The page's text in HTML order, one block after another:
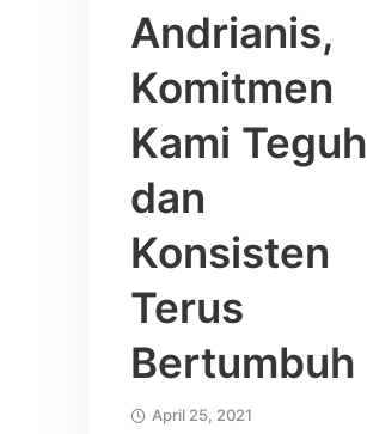
Andrianis,
Komitmen
Kami Teguh
dan
Konsisten
Terus
Bertumbuh
April 25, 2021